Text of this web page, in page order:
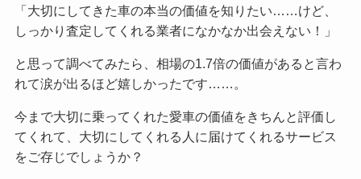
「大切にしてきた車の本当の価値を知りたい……けど、
しっかり査定してくれる業者になかなか出会えない！」
と思って調べてみたら、相場の1.7倍の価値があると言わ
れて涙が出るほど嬉しかったです……。
今まで大切に乗ってくれた愛車の価値をきちんと評価し
てくれて、大切にしてくれる人に届けてくれるサービス
をご存じでしょうか？